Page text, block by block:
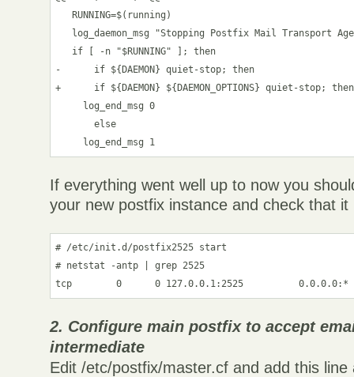
RUNNING=$(running)
log_daemon_msg "Stopping Postfix Mail Transport
if [ -n "$RUNNING" ]; then
-      if ${DAEMON} quiet-stop; then
+      if ${DAEMON} ${DAEMON_OPTIONS} quiet-stop; then
log_end_msg 0
else
If everything went well up to now you
your new postfix instance and check that
# /etc/init.d/postfix2525 start
# netstat -antp | grep 2525
tcp        0      0 127.0.0.1:2525          0.0.0.0:*
2. Configure main postfix to accept
intermediate
Edit /etc/postfix/master.cf and add this